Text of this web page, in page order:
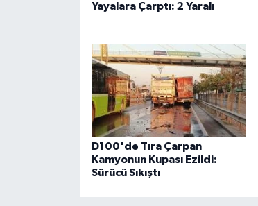
Yayalara Çarptı: 2 Yaralı
D100'de Tıra Çarpan
Kamyonun Kupası Ezildi:
Sürücü Sıkıştı